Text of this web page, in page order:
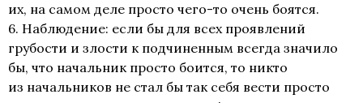
их, на самом деле просто чего-то очень боятся.
6. Наблюдение: если бы для всех проявлений
грубости и злости к подчиненным всегда значило
бы, что начальник просто боится, то никто
из начальников не стал бы так себя вести просто